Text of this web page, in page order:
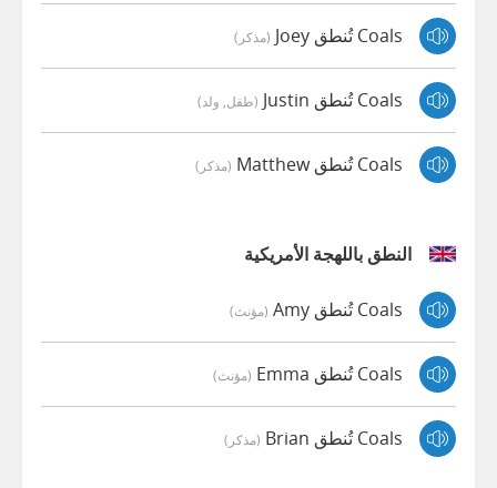
Coals تُنطق Joey (مذكر)
Coals تُنطق Justin (طفل, ولد)
Coals تُنطق Matthew (مذكر)
النطق باللهجة الأمريكية
Coals تُنطق Amy (مؤنث)
Coals تُنطق Emma (مؤنث)
Coals تُنطق Brian (مذكر)